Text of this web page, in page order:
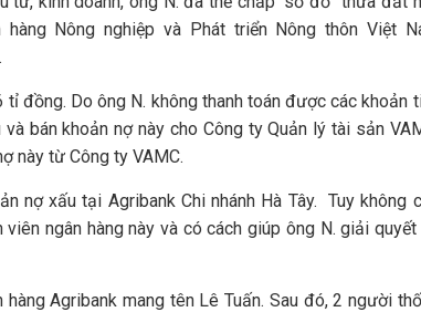
Nông nghiệp và Phát triển Nông thôn Việt
đồng. Do ông N. không thanh toán được các khoản
bán khoản nợ này cho Công ty Quản lý tài sản
này từ Công ty VAMC.
nợ xấu tại Agribank Chi nhánh Hà Tây. Tuy không
ngân hàng này và có cách giúp ông N. giải quyết
Agribank mang tên Lê Tuấn. Sau đó, 2 người